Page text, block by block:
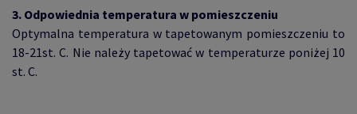
3. Odpowiednia temperatura w pomieszczeniu
Optymalna temperatura w tapetowanym pomieszczeniu to
18-21st. C. Nie należy tapetować w temperaturze poniżej 10
st. C.